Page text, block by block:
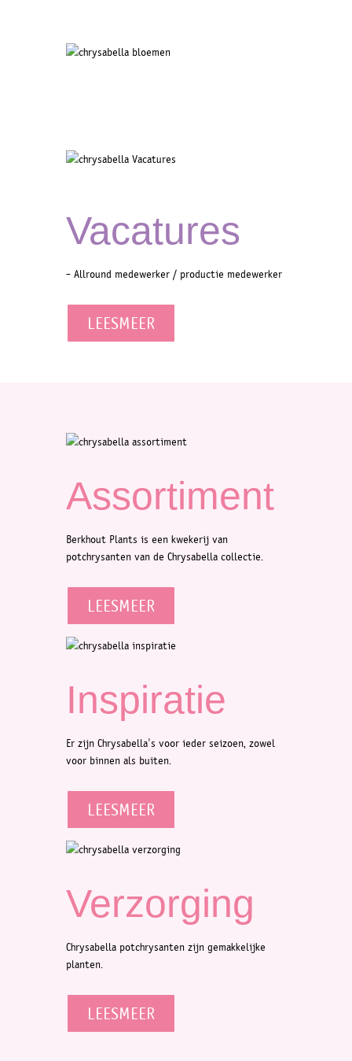
Vacatures
- Allround medewerker / productie medewerker
LEESMEER
Assortiment
Berkhout Plants is een kwekerij van
potchrysanten van de Chrysabella collectie.
LEESMEER
Inspiratie
Er zijn Chrysabella's voor ieder seizoen, zowel
voor binnen als buiten.
LEESMEER
Verzorging
Chrysabella potchrysanten zijn gemakkelijke
planten.
LEESMEER